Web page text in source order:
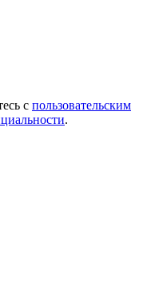
с пользовательским
.